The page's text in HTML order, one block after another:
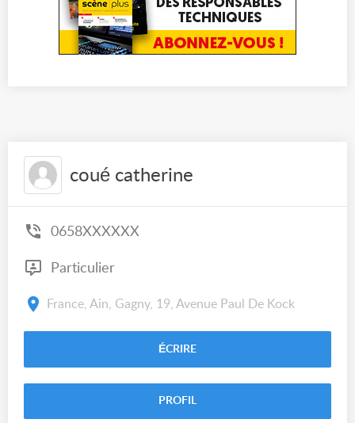
coué catherine
0658XXXXXX
Particulier
France, Ain, Gagny, 19, Avenue Paul De Kock
ÉCRIRE
PROFIL